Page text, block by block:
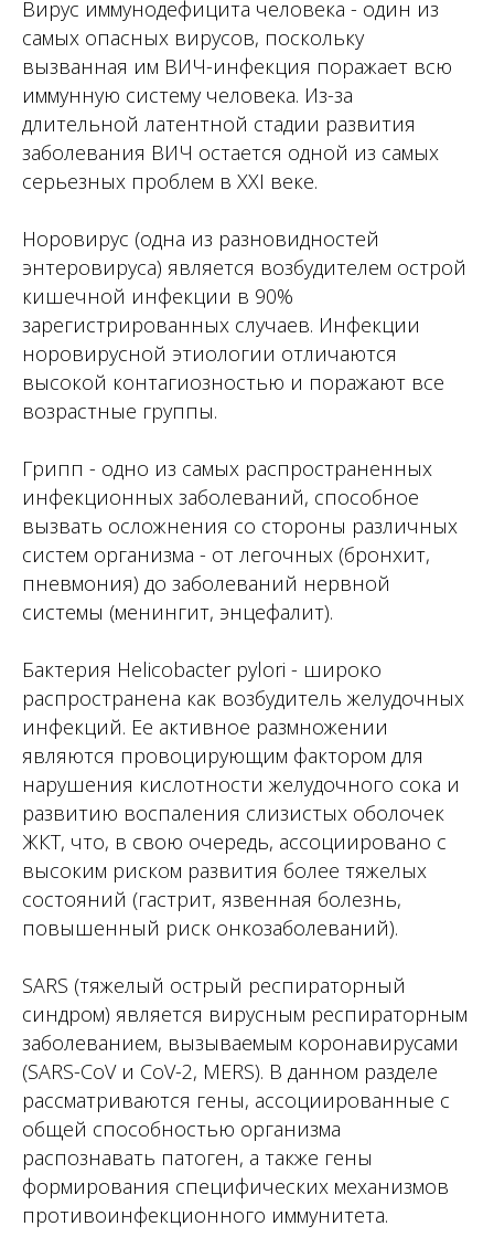
Вирус иммунодефицита человека - один из
самых опасных вирусов, поскольку
вызванная им ВИЧ-инфекция поражает всю
иммунную систему человека. Из-за
длительной латентной стадии развития
заболевания ВИЧ остается одной из самых
серьезных проблем в XXI веке.
Норовирус (одна из разновидностей
энтеровируса) является возбудителем острой
кишечной инфекции в 90%
зарегистрированных случаев. Инфекции
норовирусной этиологии отличаются
высокой контагиозностью и поражают все
возрастные группы.
Грипп - одно из самых распространенных
инфекционных заболеваний, способное
вызвать осложнения со стороны различных
систем организма - от легочных (бронхит,
пневмония) до заболеваний нервной
системы (менингит, энцефалит).
Бактерия Helicobacter pylori - широко
распространена как возбудитель желудочных
инфекций. Ее активное размножении
являются провоцирующим фактором для
нарушения кислотности желудочного сока и
развитию воспаления слизистых оболочек
ЖКТ, что, в свою очередь, ассоциировано с
высоким риском развития более тяжелых
состояний (гастрит, язвенная болезнь,
повышенный риск онкозаболеваний).
SARS (тяжелый острый респираторный
синдром) является вирусным респираторным
заболеванием, вызываемым коронавирусами
(SARS-CoV и CoV-2, MERS). В данном разделе
рассматриваются гены, ассоциированные с
общей способностью организма
распознавать патоген, а также гены
формирования специфических механизмов
противоинфекционного иммунитета.
Акции
Прайс
Врачи
О нас
Лицензии
Налоговый вычет
поликлиника полного цикла
для детей и их родителей
диетологии
Запись онлайн
Бутлерова, 20:500-51-38
Филиалы
О нас
Вакансии